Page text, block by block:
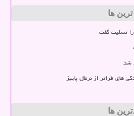
ها
تسلیت گفت
های فراتر از نرمال پاییز
ها